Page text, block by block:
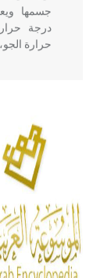
جسمها
درجة
حرارة الجو،
أربعة
ويعود
الدين
- هل تعلم
يتكون
كربونات
الحمرة